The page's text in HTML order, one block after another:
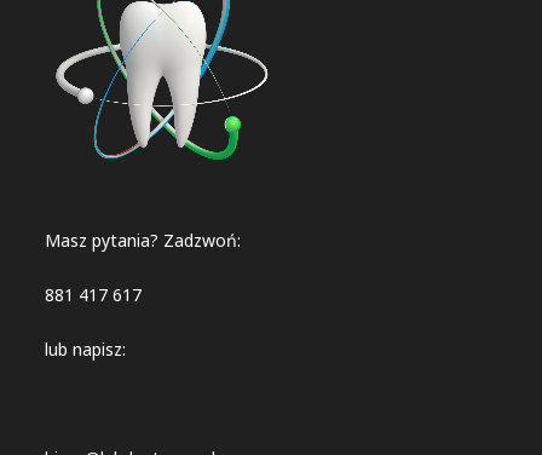
Masz pytania? Zadzwoń:
881 417 617
lub napisz: